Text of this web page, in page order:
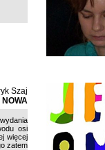
Szaj
NOWA
osi
więcej
zatem